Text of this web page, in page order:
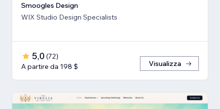
Smoogles Design
WIX Studio Design Specialists
5,0 (72)
A partire da 198 $
Visualizza